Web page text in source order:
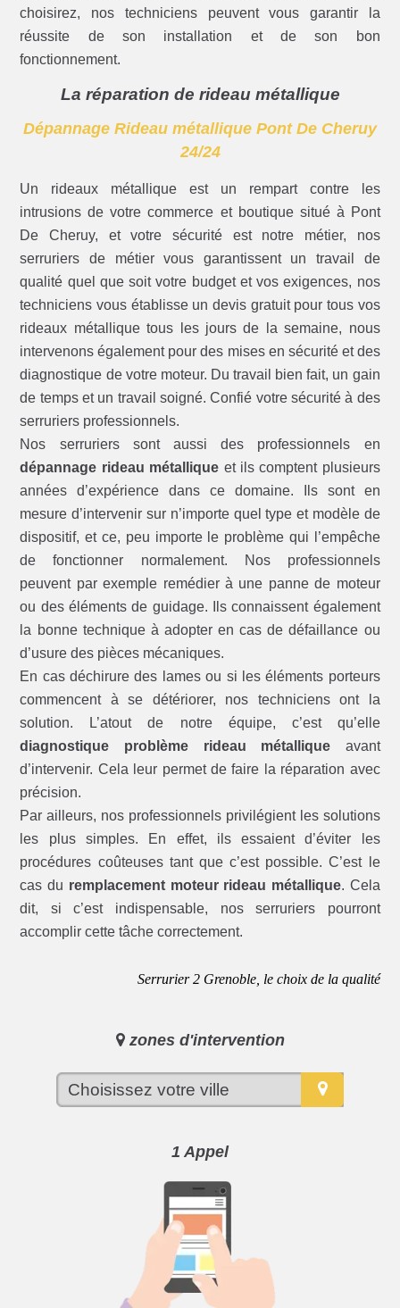
choisirez, nos techniciens peuvent vous garantir la
réussite de son installation et de son bon
fonctionnement.
La réparation de rideau métallique
Dépannage Rideau métallique Pont De Cheruy
24/24
Un rideaux métallique est un rempart contre les
intrusions de votre commerce et boutique situé à Pont
De Cheruy, et votre sécurité est notre métier, nos
serruriers de métier vous garantissent un travail de
qualité quel que soit votre budget et vos exigences, nos
techniciens vous établisse un devis gratuit pour tous vos
rideaux métallique tous les jours de la semaine, nous
intervenons également pour des mises en sécurité et des
diagnostique de votre moteur. Du travail bien fait, un gain
de temps et un travail soigné. Confié votre sécurité à des
serruriers professionnels.
Nos serruriers sont aussi des professionnels en
dépannage rideau métallique et ils comptent plusieurs
années d’expérience dans ce domaine. Ils sont en
mesure d’intervenir sur n’importe quel type et modèle de
dispositif, et ce, peu importe le problème qui l’empêche
de fonctionner normalement. Nos professionnels
peuvent par exemple remédier à une panne de moteur
ou des éléments de guidage. Ils connaissent également
la bonne technique à adopter en cas de défaillance ou
d’usure des pièces mécaniques.
En cas déchirure des lames ou si les éléments porteurs
commencent à se détériorer, nos techniciens ont la
solution. L’atout de notre équipe, c’est qu’elle
diagnostique problème rideau métallique avant
d’intervenir. Cela leur permet de faire la réparation avec
précision.
Par ailleurs, nos professionnels privilégient les solutions
les plus simples. En effet, ils essaient d’éviter les
procédures coûteuses tant que c’est possible. C’est le
cas du remplacement moteur rideau métallique. Cela
dit, si c’est indispensable, nos serruriers pourront
accomplir cette tâche correctement.
Serrurier 2 Grenoble, le choix de la qualité
zones d'intervention
1 Appel